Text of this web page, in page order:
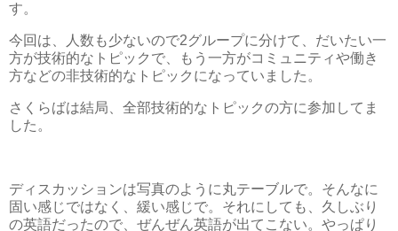
す。
今回は、人数も少ないので2グループに分けて、だいたい一
方が技術的なトピックで、もう一方がコミュニティや働き
方などの非技術的なトピックになっていました。
さくらばは結局、全部技術的なトピックの方に参加してま
した。
ディスカッションは写真のように丸テーブルで。そんなに
固い感じではなく、緩い感じで。それにしても、久しぶり
の英語だったので、ぜんぜん英語が出てこない。やっぱり